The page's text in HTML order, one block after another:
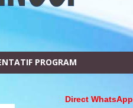
PROGRAM
Direct WhatsApp